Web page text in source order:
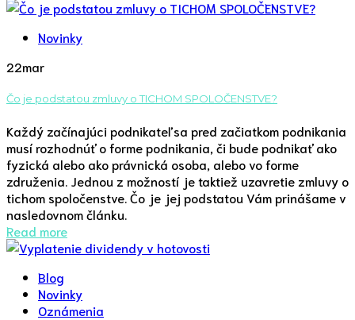
Novinky
22mar
Čo je podstatou zmluvy o TICHOM SPOLOČENSTVE?
Každý začínajúci podnikateľ sa pred začiatkom podnikania
musí rozhodnúť o forme podnikania, či bude podnikať ako
fyzická alebo ako právnická osoba, alebo vo forme
združenia. Jednou z možností je taktiež uzavretie zmluvy o
tichom spoločenstve. Čo je jej podstatou Vám prinášame v
nasledovnom článku.
Read more
Blog
Novinky
Oznámenia